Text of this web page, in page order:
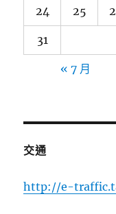
24 25
31
« 7 月
交通
http://e-